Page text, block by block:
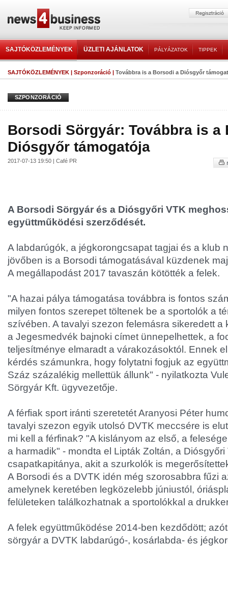
SAJTÓKÖZLEMÉNYEK ÜZLETI AJÁNLATOK PÁLYÁZATOK TIPPEK
SAJTÓKÖZLEMÉNYEK | Szponzoráció | Továbbra is a Borsodi a Diósgyőr
SZPONZORÁCIÓ
Borsodi Sörgyár: Továbbra is a
Diósgyőr támogatója
2017-07-13 19:50 | Café PR
A Borsodi Sörgyár és a Diósgyőri VTK
együttműködési szerződését.
A labdarúgók, a jégkorongcsapat tagjai és a klub
jövőben is a Borsodi támogatásával küzdenek
A megállapodást 2017 tavaszán kötötték a felek.
"A hazai pálya támogatása továbbra is fontos
milyen fontos szerepet töltenek be a sportolók a
szívében. A tavalyi szezon felemásra sikeredett a
a Jegesmedvék bajnoki címet ünnepelhettek, a
teljesítménye elmaradt a várakozásoktól. Ennek
kérdés számunkra, hogy folytatni fogjuk az
Száz százalékig mellettük állunk" - nyilatkozta
Sörgyár Kft. ügyvezetője.
A férfiak sport iránti szeretetét Aranyosi Péter
tavalyi szezon egyik utolsó DVTK meccsére is
mi kell a férfinak? "A kislányom az első, a
a harmadik" - mondta el Lipták Zoltán, a Diósgyőri
csapatkapitánya, akit a szurkolók is
A Borsodi és a DVTK idén még szorosabbra fűzi
amelynek keretében legközelebb júniustól,
felületeken találkozhatnak a sportolókkal a
A felek együttműködése 2014-ben kezdődött;
sörgyár a DVTK labdarúgó-, kosárlabda- és